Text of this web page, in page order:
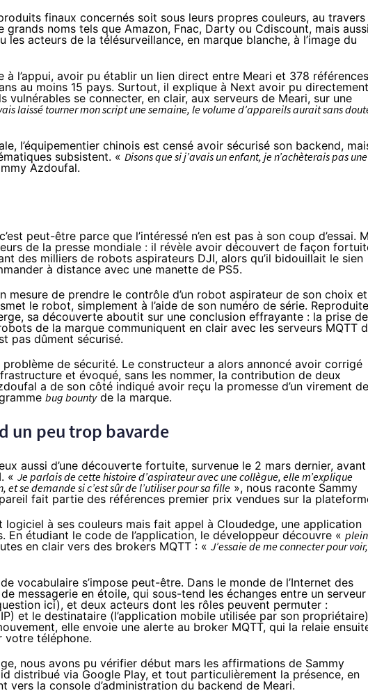
finaux concernés soit sous leurs propres couleurs, au travers
grands noms tels que Amazon, Fnac, Darty ou Cdiscount, mais
acteurs de la télésurveillance, en marque blanche, à l’image du
à l’appui, avoir pu établir un lien direct entre Meari et 378 références
au moins 15 pays. Surtout, il explique à Next avoir pu directement
vulnérables se connecter, en clair, aux serveurs de Meari, sur une
laissé tourner mon script une semaine, le volume d’appareils aurait sans
l’équipementier chinois est censé avoir sécurisé son backend,
subsistent. « Disons que si j’avais un enfant, je n’achèterais pas une
Azdoufal.
peut-être parce que l’intéressé n’en est pas à son coup d’essai.
de la presse mondiale : il révèle avoir découvert de façon
des milliers de robots aspirateurs DJI, alors qu’il bidouillait le sien
à distance avec une manette de PS5.
de prendre le contrôle d’un robot aspirateur de son choix et
le robot, simplement à l’aide de son numéro de série. Reproduite
sa découverte aboutit sur une conclusion effrayante : la prise de
de la marque communiquent en clair avec les serveurs MQTT
pas dûment sécurisé.
problème de sécurité. Le constructeur a alors annoncé avoir corrigé
et évoqué, sans les nommer, la contribution de deux
a de son côté indiqué avoir reçu la promesse d’un virement de
bug bountyde la marque.
un peu trop bavarde
aussi d’une découverte fortuite, survenue le 2 mars dernier, avant
« Je parlais de cette histoire d’aspirateur avec une collègue, elle m’explique
se demande si c’est sûr de l’utiliser pour sa fille », nous raconte Sammy
fait partie des références premier prix vendues sur la
logiciel à ses couleurs mais fait appel à Cloudedge, une application
En étudiant le code de l’application, le développeur découvre « plein
en clair vers des brokers MQTT : « J’essaie de me connecter pour
vocabulaire s’impose peut-être. Dans le monde de l’Internet des
messagerie en étoile, qui sous-tend les échanges entre un serveur
ici), et deux acteurs dont les rôles peuvent permuter :
et le destinataire (l’application mobile utilisée par son
elle envoie une alerte au broker MQTT, qui la relaie
votre téléphone.
nous avons pu vérifier début mars les affirmations de Sammy
distribué via Google Play, et tout particulièrement la présence, en
vers la console d’administration du backend de Meari.